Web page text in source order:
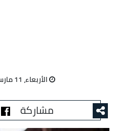
الأربعاء، 11 مارس 2026 04:21 م
مشاركة